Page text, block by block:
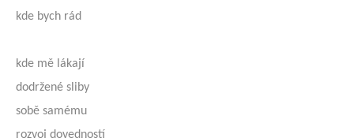
kde bych rád
kde mě lákají
dodržené sliby
sobě samému
rozvoj dovedností